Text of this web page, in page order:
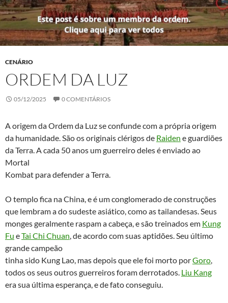
CENÁRIO
ORDEM DA LUZ
05/12/2025 0 COMENTÁRIOS
A origem da Ordem da Luz se confunde com a própria origem
da humanidade. São os originais clérigos de Raiden e guardiões
da Terra. A cada 50 anos um guerreiro deles é enviado ao
Mortal
Kombat para defender a Terra.
O templo fica na China, e é um conglomerado de construções
que lembram a do sudeste asiático, como as tailandesas. Seus
monges geralmente raspam a cabeça, e são treinados em Kung
Fu eTai Chi Chuan, de acordo com suas aptidões. Seu último
grande campeão
tinha sido Kung Lao, mas depois que ele foi morto porGoro,
todos os seus outros guerreiros foram derrotados. Liu Kang
era sua última esperança, e de fato conseguiu.